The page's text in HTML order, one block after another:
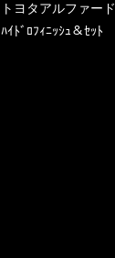
トヨタアルファード
ﾊｲﾄﾞﾛﾌｨﾆｯｼｭ＆ｾｯﾄ